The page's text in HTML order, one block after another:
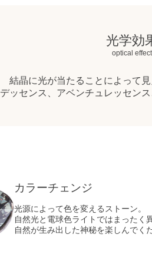
光学効
optical effect
結晶に光が当たることによって見
ッセンス、アベンチュレッセン
カラーチェンジ
光源によって色を変えるストーン。
自然光と電球色ライトではまったく
自然が生み出した神秘を楽しんでく